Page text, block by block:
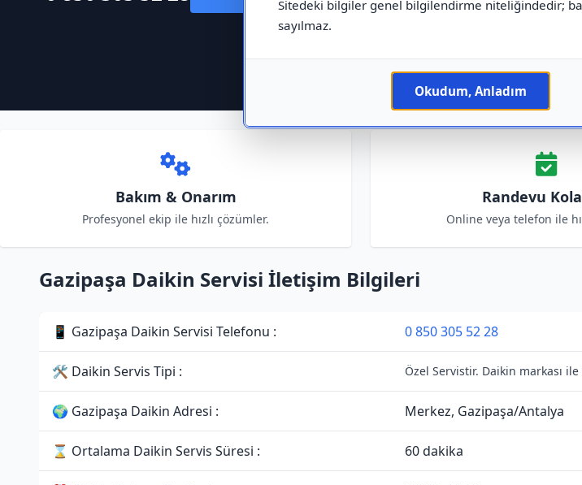
Sitedeki bilgiler genel bilgilendirme niteliğindedir;
sayılmaz.
Okudum, Anladım
Bakım & Onarım
Profesyonel ekip ile hızlı çözümler.
Randevu
Online veya telefon ile
Gazipaşa Daikin Servisi İletişim Bilgileri
📱 Gazipaşa Daikin Servisi Telefonu : 0 850 305 52 28
🛠 Daikin Servis Tipi : Özel Servistir. Daikin markası
🌍 Gazipaşa Daikin Adresi : Merkez, Gazipaşa/Antalya
⌛ Ortalama Daikin Servis Süresi : 60 dakika